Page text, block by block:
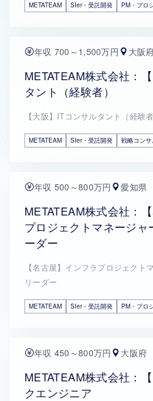
METATEAM SIer・受託開発 PM・プロ
年収 700～1,500万円 大阪
METATEAM株式会社：
タント（経験者）
【大阪】ITコンサルタント（経験者
METATEAM SIer・受託開発 戦略コンサ
年収 500～800万円 愛知県
METATEAM株式会社：
プロジェクトマネージャ
ーダー
【名古屋】インフラプロジェクト
リーダー
METATEAM SIer・受託開発 PM・プロ
年収 450～800万円 大阪府
METATEAM株式会社：
クエンジニア